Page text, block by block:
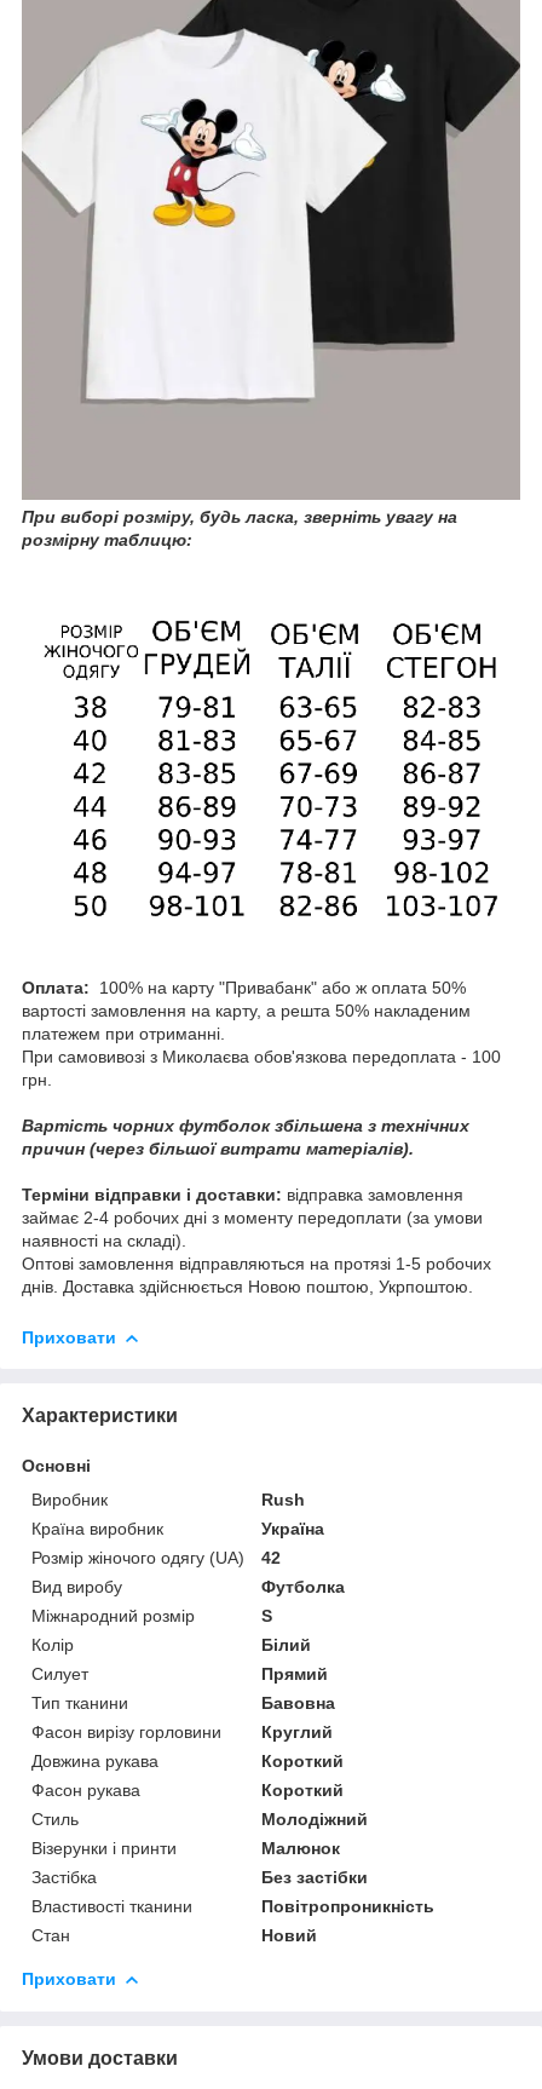
При виборі розміру, будь ласка, зверніть увагу на
розмірну таблицю:
Оплата:
100% на карту "Привабанк" або ж оплата 50%
вартості замовлення на карту, а решта 50% накладеним
платежем при отриманні.
При самовивозі з Миколаєва обов'язкова передоплата - 100
грн.
Вартість чорних футболок збільшена з технічних
причин (через більшої витрати матеріалів).
Терміни відправки і доставки: відправка замовлення
займає 2-4 робочих дні з моменту передоплати (за умови
наявності на складі).
Оптові замовлення відправляються на протязі 1-5 робочих
днів. Доставка здійснюється Новою поштою, Укрпоштою.
Приховати
Характеристики
Основні
Виробник
Rush
Країна виробник
Україна
Розмір жіночого одягу (UA)
42
Вид виробу
Футболка
Міжнародний розмір
S
Колір
Білий
Силует
Прямий
Тип тканини
Бавовна
Фасон вирізу горловини
Круглий
Довжина рукава
Короткий
Фасон рукава
Короткий
Стиль
Молодіжний
Візерунки і принти
Малюнок
Застібка
Без застібки
Властивості тканини
Повітропроникність
Стан
Новий
Приховати
Умови доставки